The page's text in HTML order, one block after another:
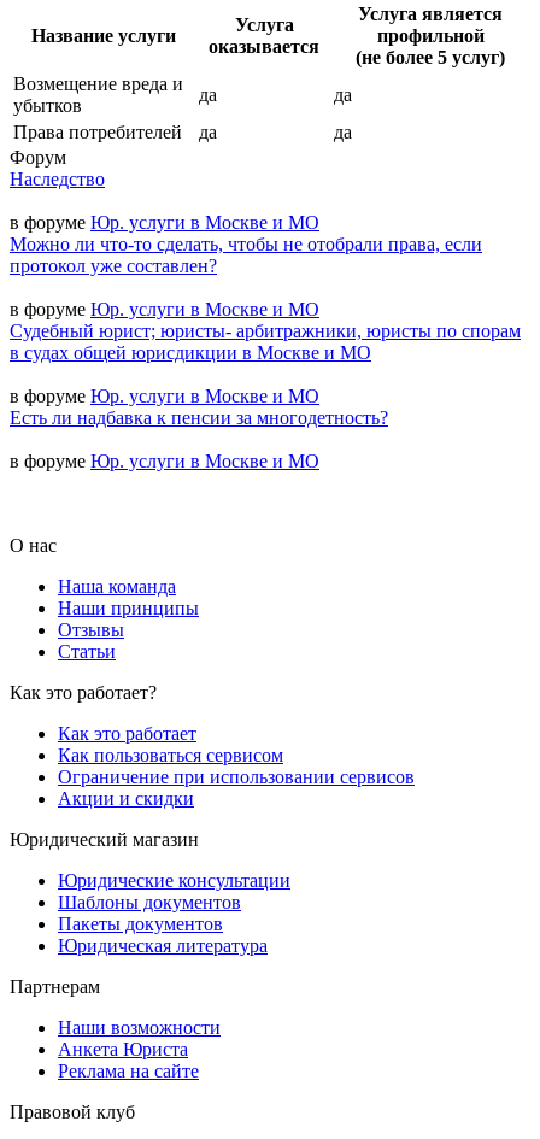
Название услуги
Услуга
оказывается
Услуга является
профильной
(не более 5 услуг)
Возмещение вреда и
убытков
да
да
Права потребителей
да
да
Форум
Наследство
в форуме Юр. услуги в Москве и МО
Можно ли что-то сделать, чтобы не отобрали права, если
протокол уже составлен?
в форуме Юр. услуги в Москве и МО
Судебный юрист; юристы- арбитражники, юристы по спорам
в судах общей юрисдикции в Москве и МО
в форуме Юр. услуги в Москве и МО
Есть ли надбавка к пенсии за многодетность?
в форуме Юр. услуги в Москве и МО
О нас
Наша команда
Наши принципы
Отзывы
Статьи
Как это работает?
Как это работает
Как пользоваться сервисом
Ограничение при использовании сервисов
Акции и скидки
Юридический магазин
Юридические консультации
Шаблоны документов
Пакеты документов
Юридическая литература
Партнерам
Наши возможности
Анкета Юриста
Реклама на сайте
Правовой клуб